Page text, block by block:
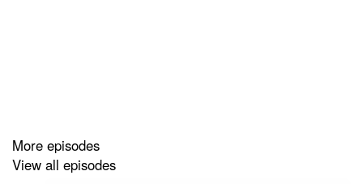
More episodes
View all episodes